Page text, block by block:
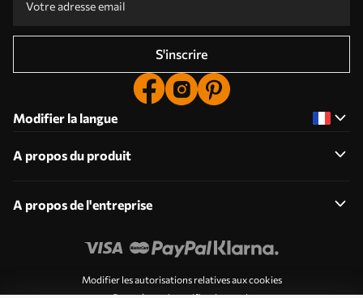
S'inscrire
Modifier la langue
A propos du produit
A propos de l'entreprise
Modifier les autorisations relatives aux cookies